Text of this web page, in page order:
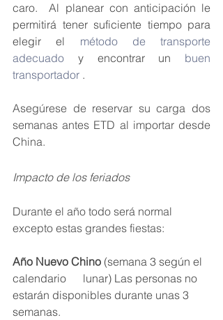
caro.  Al planear con anticipación le
permitirá tener suficiente tiempo para
elegir el método de transporte
adecuado y encontrar un buen
transportador .
Asegúrese de reservar su carga dos
semanas antes ETD al importar desde
China.
Impacto de los feriados
Durante el año todo será normal
excepto estas grandes fiestas:
Año Nuevo Chino (semana 3 según el
calendario      lunar) Las personas no
estarán disponibles durante unas 3
semanas.